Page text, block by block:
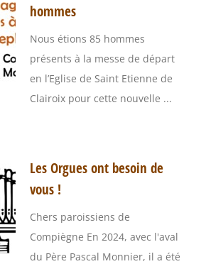
hommes
Nous étions 85 hommes
présents à la messe de départ
en l’Eglise de Saint Etienne de
Clairoix pour cette nouvelle ...
Les Orgues ont besoin de
vous !
Chers paroissiens de
Compiègne En 2024, avec l'aval
du Père Pascal Monnier, il a été